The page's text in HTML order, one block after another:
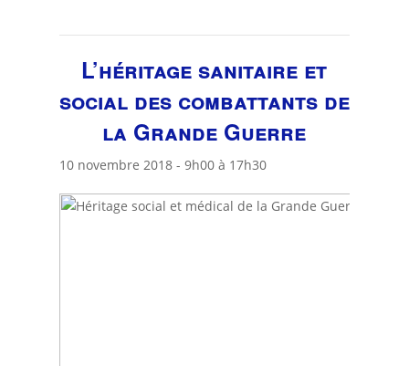
L’héritage sanitaire et
social des combattants de
la Grande Guerre
10 novembre 2018 - 9h00à 17h30